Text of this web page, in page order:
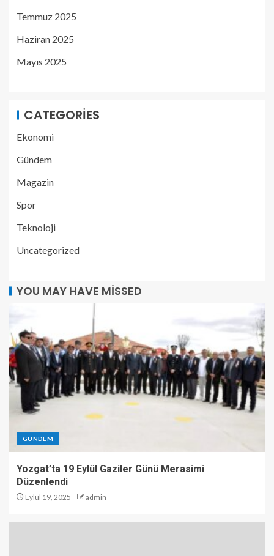
Temmuz 2025
Haziran 2025
Mayıs 2025
CATEGORIES
Ekonomi
Gündem
Magazin
Spor
Teknoloji
Uncategorized
YOU MAY HAVE MISSED
GÜNDEM
Yozgat’ta 19 Eylül Gaziler Günü Merasimi
Düzenlendi
Eylül 19, 2025 admin